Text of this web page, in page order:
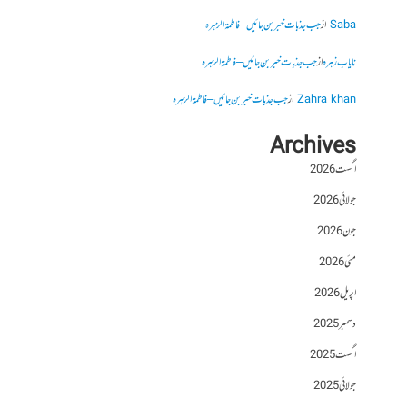
Sabaازجب جذبات خبر بن جائیں – فاطمۃالزہرہ
نایاب زہرہازجب جذبات خبر بن جائیں – فاطمۃالزہرہ
Zahra khanازجب جذبات خبر بن جائیں – فاطمۃالزہرہ
Archives
اگست 2026
جولائی 2026
جون 2026
مئی 2026
اپریل 2026
دسمبر 2025
اگست 2025
جولائی 2025